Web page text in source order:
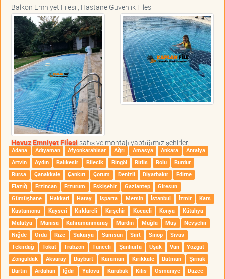
Balkon Emniyet Filesi , Hastane Güvenlik Filesi
Havuz Emniyet Filesisatış ve montajı yaptığımız şehirler;
Adana Adıyaman Afyonkarahisar Ağrı Amasya Ankara
Antalya
Artvin
Aydın Balıkesir Bilecik Bingöl Bitlis Bolu
Burdur
Bursa
Çanakkale Çankırı Çorum Denizli Diyarbakır
Edirne
Elazığ
Erzincan Erzurum Eskişehir Gaziantep
Giresun
Gümüşhane
Hakkari Hatay Isparta Mersin İstanbul İzmir
Kars
Kastamonu
Kayseri Kırklareli Kırşehir Kocaeli Konya
Kütahya
Malatya
Manisa Kahramanmaraş Mardin Muğla Muş
Nevşehir
Niğde
Ordu Rize Sakarya Samsun Siirt Sinop
Sivas
Tekirdağ
Tokat Trabzon Tunceli Şanlıurfa Uşak Van
Yozgat
Zonguldak
Aksaray Bayburt Karaman Kırıkkale Batman
Şırnak
Bartın
Ardahan Iğdır Yalova Karabük Kilis Osmaniye Düzce